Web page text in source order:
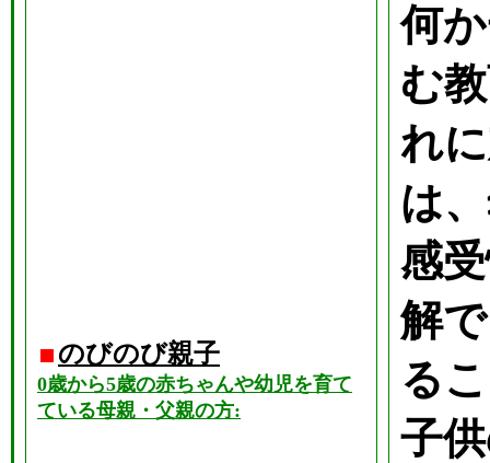
のびのび親子
0歳から5歳の赤ちゃんや幼児を育て
ている母親・父親の方:
何
む
れ
は
感
解
る
子